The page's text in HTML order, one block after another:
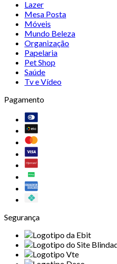
Lazer
Mesa Posta
Móveis
Mundo Beleza
Organização
Papelaria
Pet Shop
Saúde
Tv e Vídeo
Pagamento
Segurança